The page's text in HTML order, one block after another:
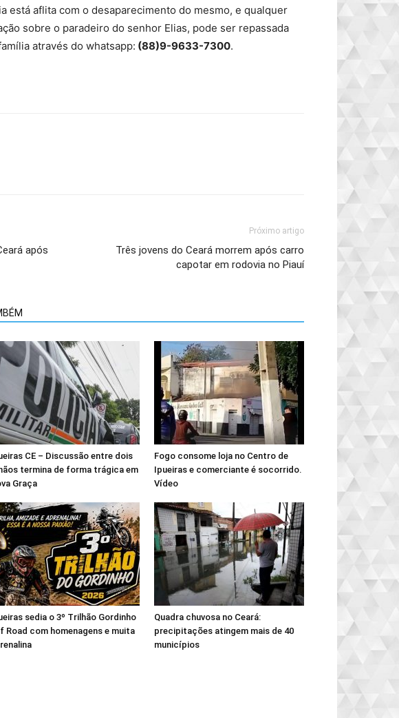
está aflita com o desaparecimento do mesmo, e qualquer
sobre o paradeiro do senhor Elias, pode ser repassada
através do whatsapp: (88)9-9633-7300.
após
Próximo artigo
Três jovens do Ceará morrem após carro
capotar em rodovia no Piauí
CE – Discussão entre dois
termina de forma trágica em
Graça
Fogo consome loja no Centro de
Ipueiras e comerciante é socorrido.
Vídeo
sedia o 3º Trilhão Gordinho
Road com homenagens e muita
Quadra chuvosa no Ceará:
precipitações atingem mais de 40
municípios